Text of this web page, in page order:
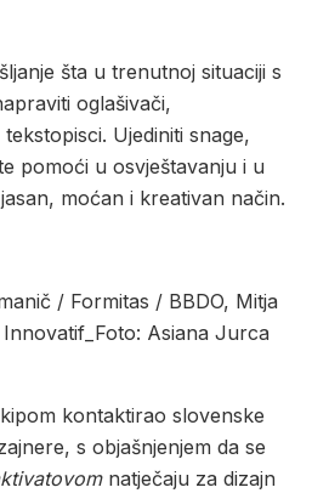
šta u trenutnoj situaciji s
oglašivači,
Ujediniti snage,
pomoći u osvještavanju i u
moćan i kreativan način.
/ Formitas / BBDO, Mitja
Asiana Jurca
kontaktirao slovenske
s objašnjenjem da se
natječaju za dizajn